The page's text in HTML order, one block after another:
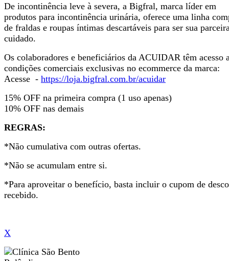
De incontinência leve à severa, a Bigfral, marca líder em
produtos para incontinência urinária, oferece uma linha
de fraldas e roupas íntimas descartáveis para ser sua
cuidado.
Os colaboradores e beneficiários da ACUIDAR têm acesso
condições comerciais exclusivas no ecommerce da marca:
Acesse - https://loja.bigfral.com.br/acuidar
15% OFF na primeira compra (1 uso apenas)
10% OFF nas demais
REGRAS:
*Não cumulativa com outras ofertas.
*Não se acumulam entre si.
*Para aproveitar o benefício, basta incluir o cupom de
recebido.
X